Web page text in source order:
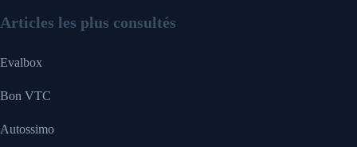
Articles les plus consultés
Evalbox
Bon VTC
Autossimo